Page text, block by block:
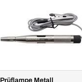
Prüflampe Metall